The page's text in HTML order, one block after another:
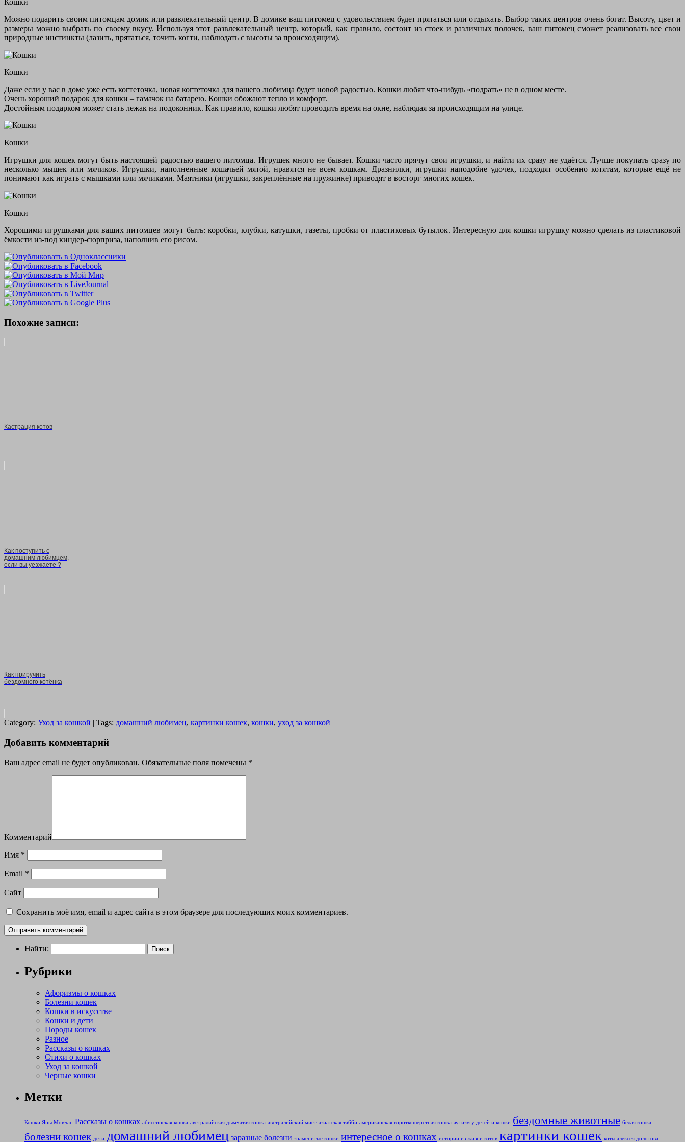
Можно подарить своим питомцам домик или развлекательный центр. В домике ваш питомец с удовольствием будет прятаться или отдыхать. Выбор таких центров очень богат. Высоту, цвет и
размеры можно выбрать по своему вкусу. Используя этот развлекательный центр, который, как правило, состоит из стоек и различных полочек, ваш питомец сможет реализовать все свои
природные инстинкты (лазить, прятаться, точить когти, наблюдать с высоты за происходящим).
Кошки
Даже если у вас в доме уже есть когтеточка, новая когтеточка для вашего любимца будет новой радостью. Кошки любят что-нибудь «подрать» не в одном месте.
Очень хороший подарок для кошки – гамачок на батарею. Кошки обожают тепло и комфорт.
Достойным подарком может стать лежак на подоконник. Как правило, кошки любят проводить время на окне, наблюдая за происходящим на улице.
Кошки
Игрушки для кошек могут быть настоящей радостью вашего питомца. Игрушек много не бывает. Кошки часто прячут свои игрушки, и найти их сразу не удаётся. Лучше покупать сразу по
несколько мышек или мячиков. Игрушки, наполненные кошачьей мятой, нравятся не всем кошкам. Дразнилки, игрушки наподобие удочек, подходят особенно котятам, которые ещё не
понимают как играть с мышками или мячиками. Маятники (игрушки, закреплённые на пружинке) приводят в восторг многих кошек.
Кошки
Хорошими игрушками для ваших питомцев могут быть: коробки, клубки, катушки, газеты, пробки от пластиковых бутылок. Интересную для кошки игрушку можно сделать из пластиковой
ёмкости из-под киндер-сюрприза, наполнив его рисом.
Похожие записи:
Кастрация котов
Как поступить с
домашним любимцем,
если вы уезжаете ?
Как приручить
бездомного котёнка
Category: Уход за кошкой | Tags: домашний любимец, картинки кошек, кошки, уход за кошкой
Добавить комментарий
Ваш адрес email не будет опубликован. Обязательные поля помечены *
Комментарий
Имя *
Email *
Сайт
Сохранить моё имя, email и адрес сайта в этом браузере для последующих моих комментариев.
Найти:
Рубрики
Афоризмы о кошках
Болезни кошек
Кошки в искусстве
Кошки и дети
Породы кошек
Разное
Рассказы о кошках
Стихи о кошках
Уход за кошкой
Черные кошки
Метки
Кошки Яны Мовчан Рассказы о кошках абиссинская кошка австралийская дымчатая кошка австралийский мист азиатская табби американская короткошёрстная кошка аутизм у детей и кошки бездомные животные белая кошка
болезни кошек дети домашний любимец заразные болезни знаменитые кошки интересное о кошках истории из жизни котов картинки кошек коты алексея долотова